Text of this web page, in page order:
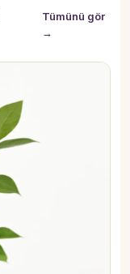
Tümünü gör
→